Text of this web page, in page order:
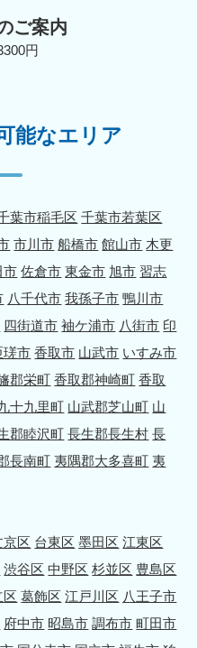
ご案内
円
能なエリア
葉市稲毛区 千葉市若葉区
市川市 船橋市 館山市 木更
市 佐倉市 東金市 旭市 習志
八千代市 我孫子市 鴨川市
四街道市 袖ケ浦市 八街市 印
瑳市 香取市 山武市 いすみ市
郡栄町 香取郡神崎町 香取
十九里町 山武郡芝山町 山
郡睦沢町 長生郡長生村 長
長南町 夷隅郡大多喜町 夷
京区 台東区 墨田区 江東区
渋谷区 中野区 杉並区 豊島区
区 葛飾区 江戸川区 八王子市
府中市 昭島市 調布市 町田市